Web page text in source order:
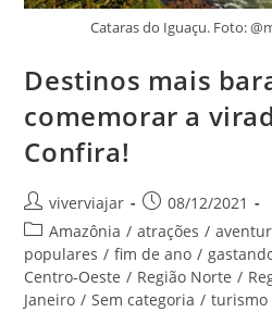
Cataras do Iguaçu. Foto:
Destinos mais
comemorar a
Confira!
Autor
do
post:
viverviajar
Post
publicado:
08/12/2021
Categoria
do
post:
Amazônia / atrações /
populares / fim de ano /
Centro-Oeste / Região Norte /
Janeiro / Sem categoria / turismo